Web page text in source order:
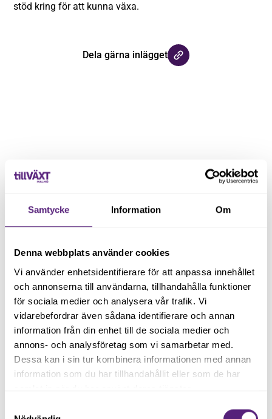
Samtycke Information Om
Denna webbplats använder cookies
Vi använder enhetsidentifierare för att anpassa innehållet
och annonserna till användarna, tillhandahålla funktioner
för sociala medier och analysera vår trafik. Vi
vidarebefordrar även sådana identifierare och annan
information från din enhet till de sociala medier och
annons- och analysföretag som vi samarbetar med.
Dessa kan i sin tur kombinera informationen med annan
information som du har tillhandahållit eller som de har
stöd kring för att kunna växa.
Dela gärna inlägget
nyhetsbrev
villkor